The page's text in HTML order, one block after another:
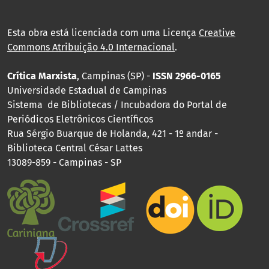
Esta obra está licenciada com uma Licença Creative
Commons Atribuição 4.0 Internacional.
Crítica Marxista, Campinas (SP) - ISSN 2966-0165
Universidade Estadual de Campinas
Sistema de Bibliotecas / Incubadora do Portal de
Periódicos Eletrônicos Científicos
Rua Sérgio Buarque de Holanda, 421 - 1º andar -
Biblioteca Central César Lattes
13089-859 - Campinas - SP